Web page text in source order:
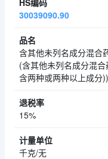
30039090.90
含其他未列名成分混合
(含其他未列名成分混
含两种或两种以上成分))
15%
千克/无